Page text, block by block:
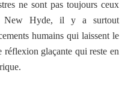
ne sont pas toujours ceux
New Hyde, il y a surtout
humains qui laissent le
réflexion glaçante qui reste en